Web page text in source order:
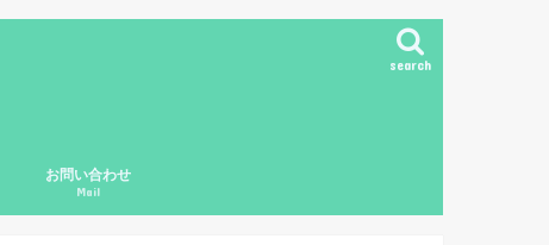
search
お問い合わせ
Mail